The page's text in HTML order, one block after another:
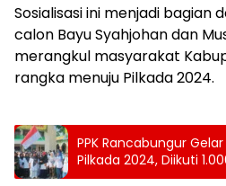
Sosialisasi ini menjadi bagian
calon Bayu Syahjohan dan
merangkul masyarakat
rangka menuju Pilkada 2024.
PPK Rancabungur
Pilkada 2024, Diikuti